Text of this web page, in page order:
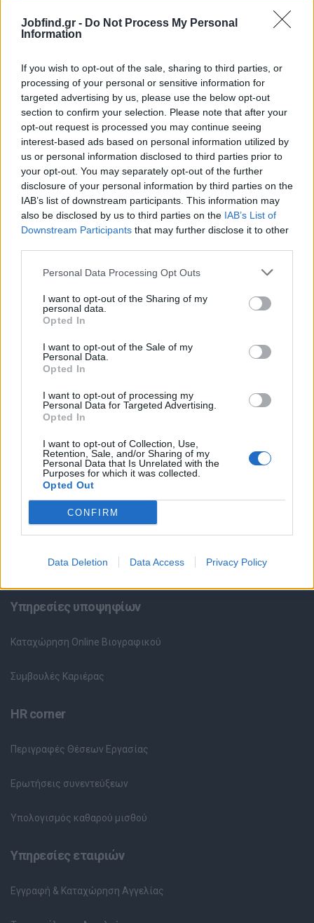
Jobfind.gr - Do Not Process My Personal
Information
If you wish to opt-out of the sale, sharing to third parties, or
processing of your personal or sensitive information for
targeted advertising by us, please use the below opt-out
section to confirm your selection. Please note that after your
opt-out request is processed you may continue seeing
interest-based ads based on personal information utilized by
us or personal information disclosed to third parties prior to
your opt-out. You may separately opt-out of the further
disclosure of your personal information by third parties on the
IAB’s list of downstream participants. This information may
also be disclosed by us to third parties on the IAB’s List of
Downstream Participants that may further disclose it to other
Personal Data Processing Opt Outs
I want to opt-out of the Sharing of my
personal data.
Opted In
I want to opt-out of the Sale of my
Personal Data.
Opted In
I want to opt-out of processing my
Personal Data for Targeted Advertising.
Opted In
I want to opt-out of Collection, Use,
Retention, Sale, and/or Sharing of my
Personal Data that Is Unrelated with the
Purposes for which it was collected.
Opted Out
CONFIRM
Data Deletion Data Access Privacy Policy
Απαραίτητα Προσόντα
Εύρυθμος καταμερισμός εργασιών
Λογιστικές γνώσεις θα ληφθούν υπόψη
Καλή διαχείριση πελατων
Παροχές
Πλήρεις ασφαλιστικές και εργοδοτικές εισφορές
Μισθός 800€ καθαρα
Προοπτικές εξέλιξης
Όλες οι Θέσεις Εργασίας
Θέσεις Εργασίας ανά Ειδικότητα
Θέσεις Εργασίας ανά Εταιρεία
Κέντρο Βοήθειας
Υπηρεσίες υποψηφίων
Καταχώρηση Online Βιογραφικού
Συμβουλές Καριέρας
HR corner
Περιγραφές Θέσεων Εργασίας
Ερωτήσεις συνεντεύξεων
Υπολογισμός καθαρού μισθού
Υπηρεσίες εταιριών
Εγγραφή & Καταχώρηση Αγγελίας